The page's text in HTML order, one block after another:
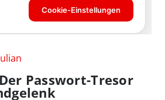
Passwort-Tresor